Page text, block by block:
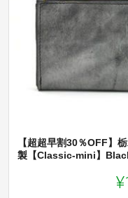
【超超早割30％OFF】
製【Classic-mini】